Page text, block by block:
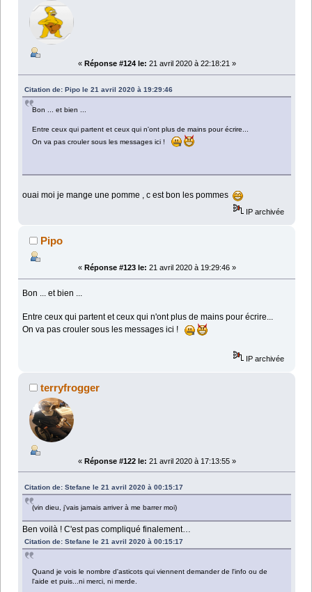
« Réponse #124 le: 21 avril 2020 à 22:18:21 »
Citation de: Pipo le 21 avril 2020 à 19:29:46
Bon ... et bien ...
Entre ceux qui partent et ceux qui n'ont plus de mains pour écrire...
On va pas crouler sous les messages ici !
ouai moi je mange une pomme , c est bon les pommes
IP archivée
Pipo
« Réponse #123 le: 21 avril 2020 à 19:29:46 »
Bon ... et bien ...
Entre ceux qui partent et ceux qui n'ont plus de mains pour écrire...
On va pas crouler sous les messages ici !
IP archivée
terryfrogger
« Réponse #122 le: 21 avril 2020 à 17:13:55 »
Citation de: Stefane le 21 avril 2020 à 00:15:17
(vin dieu, j'vais jamais arriver à me barrer moi)
Ben voilà ! C'est pas compliqué finalement…
Citation de: Stefane le 21 avril 2020 à 00:15:17
Quand je vois le nombre d'asticots qui viennent demander de l'info ou de
l'aide et puis...ni merci, ni merde.